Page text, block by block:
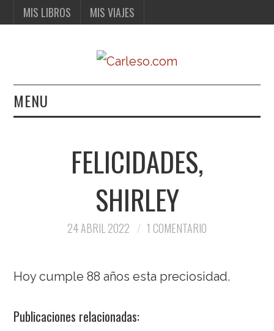
MIS LIBROS MIS VIAJES
MENU
MIS VIAJESFELICIDADES,
SHIRLEY
24 ABRIL 2022 1 COMENTARIO
Hoy cumple 88 años esta preciosidad.
Publicaciones relacionadas: